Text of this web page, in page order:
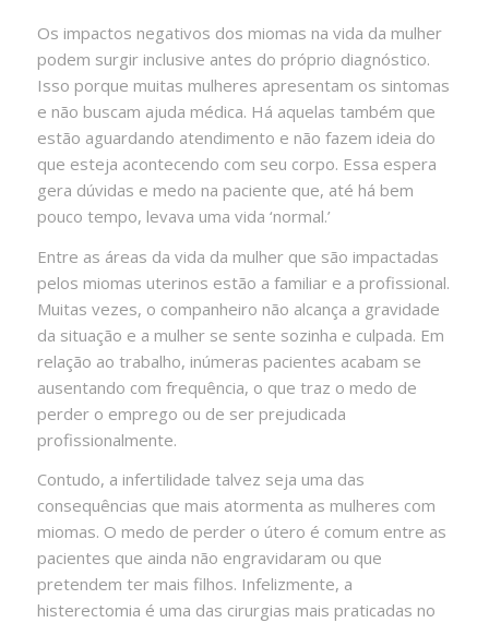
Os impactos negativos dos miomas na vida da mulher
podem surgir inclusive antes do próprio diagnóstico.
Isso porque muitas mulheres apresentam os sintomas
e não buscam ajuda médica. Há aquelas também que
estão aguardando atendimento e não fazem ideia do
que esteja acontecendo com seu corpo. Essa espera
gera dúvidas e medo na paciente que, até há bem
pouco tempo, levava uma vida ‘normal.’
Entre as áreas da vida da mulher que são impactadas
pelos miomas uterinos estão a familiar e a profissional.
Muitas vezes, o companheiro não alcança a gravidade
da situação e a mulher se sente sozinha e culpada. Em
relação ao trabalho, inúmeras pacientes acabam se
ausentando com frequência, o que traz o medo de
perder o emprego ou de ser prejudicada
profissionalmente.
Contudo, a infertilidade talvez seja uma das
consequências que mais atormenta as mulheres com
miomas. O medo de perder o útero é comum entre as
pacientes que ainda não engravidaram ou que
pretendem ter mais filhos. Infelizmente, a
histerectomia é uma das cirurgias mais praticadas no